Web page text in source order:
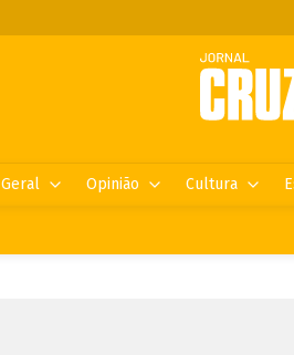
Geral Opinião Cultura